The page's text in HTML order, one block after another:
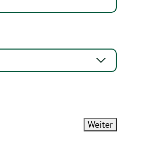
Weiter